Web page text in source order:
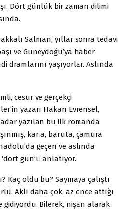
Dört günlük bir zaman dilimi
Salman, yıllar sonra tedavi
ve Güneydoğu’ya haber
dramlarını yaşıyorlar. Aslında
cesur ve gerçekçi
yazarı Hakan Evrensel,
yazılan bu ilk romanda
kana, baruta, çamura
geçen ve aslında
gün’ü anlatıyor.
Kaç oldu bu? Saymaya çalıştı
Aklı daha çok, az önce attığı
gidiyordu. Bilerek, nişan alarak